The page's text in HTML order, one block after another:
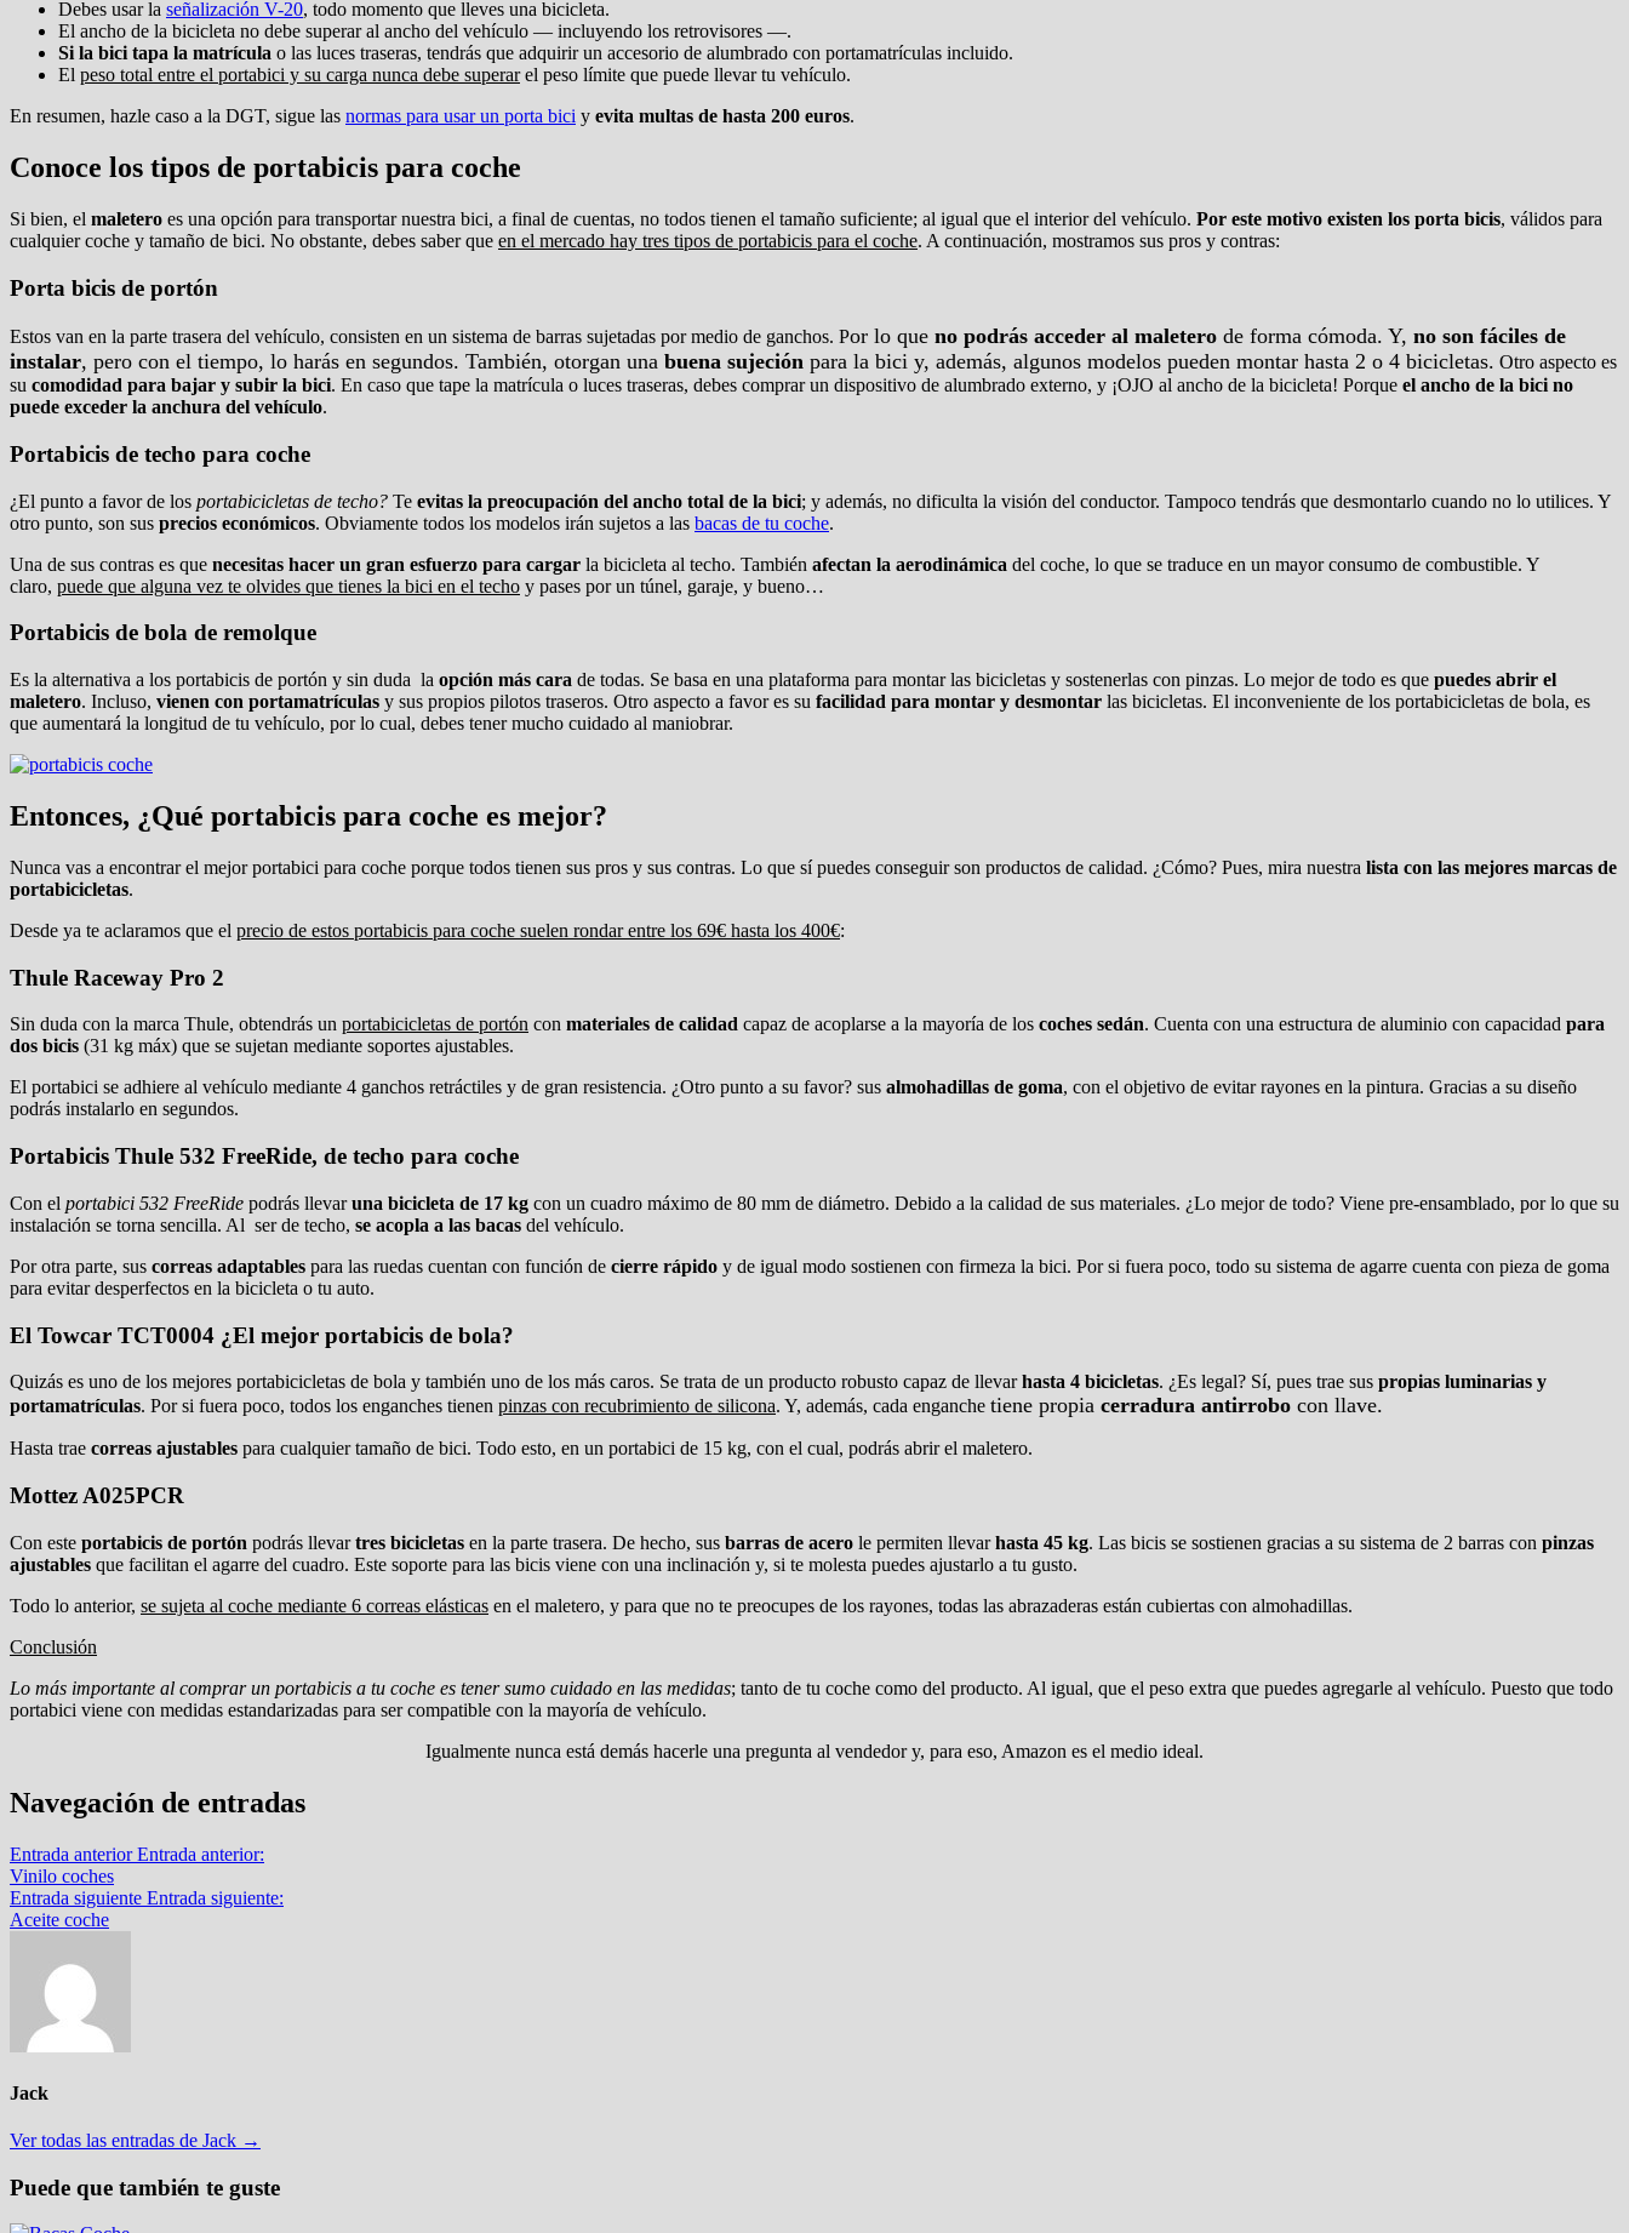
Debes usar la señalización V-20, todo momento que lleves una bicicleta.
El ancho de la bicicleta no debe superar al ancho del vehículo — incluyendo los retrovisores —.
Si la bici tapa la matrícula o las luces traseras, tendrás que adquirir un accesorio de alumbrado con portamatrículas incluido.
El peso total entre el portabici y su carga nunca debe superarel peso límite que puede llevar tu vehículo.
En resumen, hazle caso a la DGT, sigue las normas para usar un porta bici y evita multas de hasta 200 euros.
Conoce los tipos de portabicis para coche
Si bien, el maletero es una opción para transportar nuestra bici, a final de cuentas, no todos tienen el tamaño suficiente; al igual que el interior del vehículo. Por este motivo existen los porta bicis, válidos para
cualquier coche y tamaño de bici. No obstante, debes saber que en el mercado hay tres tipos de portabicis para el coche. A continuación, mostramos sus pros y contras:
Porta bicis de portón
Estos van en la parte trasera del vehículo, consisten en un sistema de barras sujetadas por medio de ganchos. Por lo que no podrás acceder al maletero de forma cómoda. Y, no son fáciles de
instalar, pero con el tiempo, lo harás en segundos. También, otorgan una buena sujeción para la bici y, además, algunos modelos pueden montar hasta 2 o 4 bicicletas. Otro aspecto es
su comodidad para bajar y subir la bici. En caso que tape la matrícula o luces traseras, debes comprar un dispositivo de alumbrado externo, y ¡OJO al ancho de la bicicleta! Porque el ancho de la bici no
puede exceder la anchura del vehículo.
Portabicis de techo para coche
¿El punto a favor de los portabicicletas de techo? Te evitas la preocupación del ancho total de la bici; y además, no dificulta la visión del conductor. Tampoco tendrás que desmontarlo cuando no lo utilices. Y
otro punto, son sus precios económicos. Obviamente todos los modelos irán sujetos a las bacas de tu coche.
Una de sus contras es que necesitas hacer un gran esfuerzo para cargar la bicicleta al techo. También afectan la aerodinámica del coche, lo que se traduce en un mayor consumo de combustible. Y
claro, puede que alguna vez te olvides que tienes la bici en el techo y pases por un túnel, garaje, y bueno…
Portabicis de bola de remolque
Es la alternativa a los portabicis de portón y sin duda la opción más cara de todas. Se basa en una plataforma para montar las bicicletas y sostenerlas con pinzas. Lo mejor de todo es que puedes abrir el
maletero. Incluso, vienen con portamatrículas y sus propios pilotos traseros. Otro aspecto a favor es su facilidad para montar y desmontar las bicicletas. El inconveniente de los portabicicletas de bola, es
que aumentará la longitud de tu vehículo, por lo cual, debes tener mucho cuidado al maniobrar.
Entonces, ¿Qué portabicis para coche es mejor?
Nunca vas a encontrar el mejor portabici para coche porque todos tienen sus pros y sus contras. Lo que sí puedes conseguir son productos de calidad. ¿Cómo? Pues, mira nuestra lista con las mejores marcas de
portabicicletas.
Desde ya te aclaramos que el precio de estos portabicis para coche suelen rondar entre los 69€ hasta los 400€:
Thule Raceway Pro 2
Sin duda con la marca Thule, obtendrás un portabicicletas de portón con materiales de calidad capaz de acoplarse a la mayoría de los coches sedán. Cuenta con una estructura de aluminio con capacidad para
dos bicis (31 kg máx) que se sujetan mediante soportes ajustables.
El portabici se adhiere al vehículo mediante 4 ganchos retráctiles y de gran resistencia. ¿Otro punto a su favor? sus almohadillas de goma, con el objetivo de evitar rayones en la pintura. Gracias a su diseño
podrás instalarlo en segundos.
Portabicis Thule 532 FreeRide, de techo para coche
Con el portabici 532 FreeRide podrás llevaruna bicicleta de 17 kg con un cuadro máximo de 80 mm de diámetro. Debido a la calidad de sus materiales. ¿Lo mejor de todo? Viene pre-ensamblado, por lo que su
instalación se torna sencilla. Al ser de techo, se acopla a las bacas del vehículo.
Por otra parte, sus correas adaptables para las ruedas cuentan con función de cierre rápido y de igual modo sostienen con firmeza la bici. Por si fuera poco, todo su sistema de agarre cuenta con pieza de goma
para evitar desperfectos en la bicicleta o tu auto.
El Towcar TCT0004 ¿El mejor portabicis de bola?
Quizás es uno de los mejores portabicicletas de bola y también uno de los más caros. Se trata de un producto robusto capaz de llevarhasta 4 bicicletas. ¿Es legal? Sí, pues trae sus propias luminarias y
portamatrículas. Por si fuera poco, todos los enganches tienen pinzas con recubrimiento de silicona. Y, además, cada enganche tiene propia cerradura antirrobo con llave.
Hasta trae correas ajustables para cualquier tamaño de bici. Todo esto, en un portabici de 15 kg, con el cual, podrás abrir el maletero.
Mottez A025PCR
Con este portabicis de portón podrás llevartres bicicletas en la parte trasera. De hecho, sus barras de acero le permiten llevarhasta 45 kg. Las bicis se sostienen gracias a su sistema de 2 barras con pinzas
ajustables que facilitan el agarre del cuadro. Este soporte para las bicis viene con una inclinación y, si te molesta puedes ajustarlo a tu gusto.
Todo lo anterior, se sujeta al coche mediante 6 correas elásticas en el maletero, y para que no te preocupes de los rayones, todas las abrazaderas están cubiertas con almohadillas.
Conclusión
Lo más importante al comprar un portabicis a tu coche es tener sumo cuidado en las medidas; tanto de tu coche como del producto. Al igual, que el peso extra que puedes agregarle al vehículo. Puesto que todo
portabici viene con medidas estandarizadas para ser compatible con la mayoría de vehículo.
Igualmente nunca está demás hacerle una pregunta al vendedor y, para eso, Amazon es el medio ideal.
Navegación de entradas
Entrada anterior Entrada anterior:
Vinilo coches
Entrada siguiente Entrada siguiente:
Aceite coche
Jack
Ver todas las entradas de Jack →
Puede que también te guste